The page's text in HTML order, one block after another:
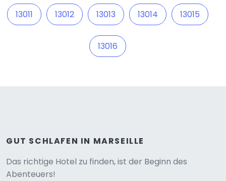
13011 13012 13013 13014 13015
13016
GUT SCHLAFEN IN MARSEILLE
Das richtige Hotel zu finden, ist der Beginn des
Abenteuers!